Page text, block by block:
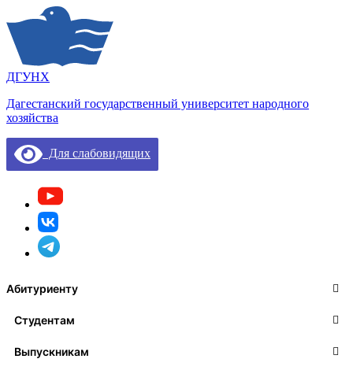
ДГУНХ
Дагестанский государственный университет народного
хозяйства
Для слабовидящих
Абитуриенту
Студентам
Выпускникам